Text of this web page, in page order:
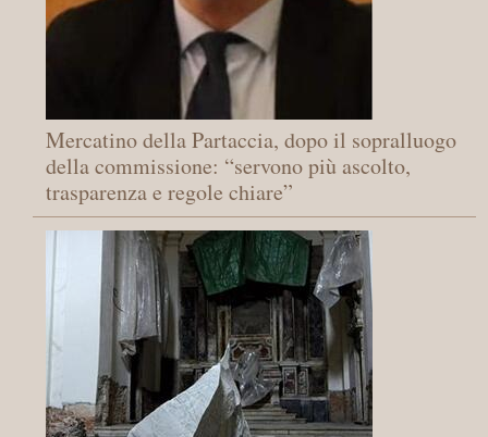
Mercatino della Partaccia, dopo il sopralluogo
della commissione: “servono più ascolto,
trasparenza e regole chiare”